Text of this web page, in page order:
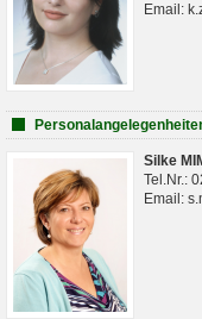
Email:
Silke
Tel.Nr.:
Email: